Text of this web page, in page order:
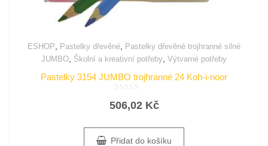
ESHOP Pastelky dřevěné
Pastelky dřevěné trojhranné silné
JUMBO Školní a kreativní potřeby Výtvarné potřeby
Pastelky 3154 JUMBO trojhranné 24 Koh-i-noor
0
506,02 Kč
Přidat do košíku